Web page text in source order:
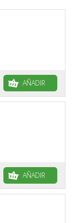
AÑADIR
AÑADIR